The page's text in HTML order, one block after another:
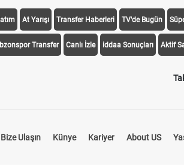
At Yarışı Transfer Haberleri TV'de Bugün
Transfer Canlı İzle iddaa Sonuçları Aktif
Bize Ulaşın Künye Kariyer About US